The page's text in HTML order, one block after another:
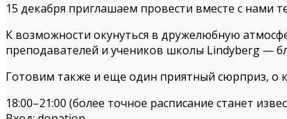
15 декабря приглашаем провести вместе с нами
К возможности окунуться в дружелюбную
преподавателей и учеников школы Lindy­berg —
Готовим также и еще один приятный сюрприз, о
18:00–21:00 (более точное расписание станет